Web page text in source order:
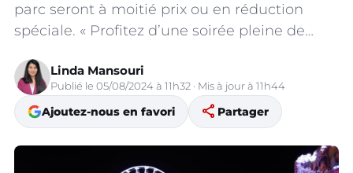
parc seront à moitié prix ou en réduction
spéciale. « Profitez d’une soirée pleine de…
Linda Mansouri
Publié le 05/08/2024 à 11h32 · Mis à jour à 11h44
Ajoutez-nous en favori share Partager